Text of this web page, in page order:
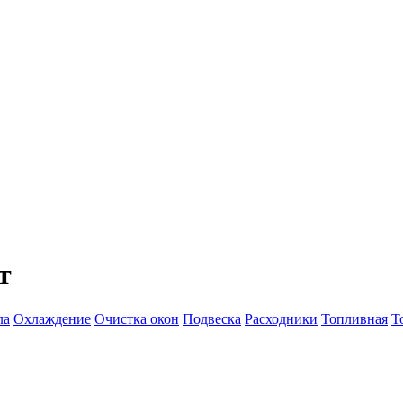
Охлаждение Очистка окон Подвеска Расходники Топливная